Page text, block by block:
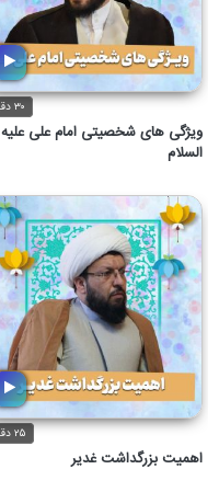
۳۰ دقیقه
ویژگی های شخصیتی امام علی علیه
السلام
۲۵ دقیقه
اهمیت بزرگداشت غدیر